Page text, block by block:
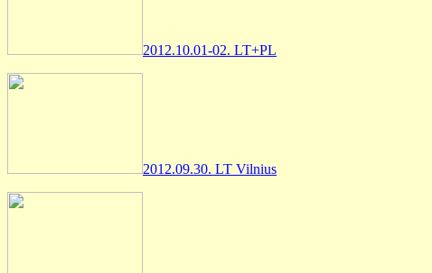
2012.10.01-02. LT+PL
2012.09.30. LT Vilnius